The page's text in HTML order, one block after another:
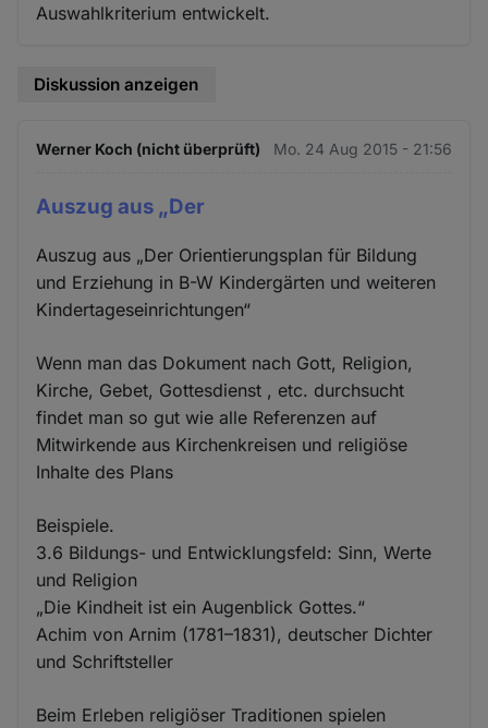
Auswahlkriterium entwickelt.
Diskussion anzeigen
Werner Koch (nicht überprüft) Mo. 24 Aug 2015 - 21:56
Auszug aus „Der
Auszug aus „Der Orientierungsplan für Bildung
und Erziehung in B-W Kindergärten und weiteren
Kindertageseinrichtungen“
Wenn man das Dokument nach Gott, Religion,
Kirche, Gebet, Gottesdienst , etc. durchsucht
findet man so gut wie alle Referenzen auf
Mitwirkende aus Kirchenkreisen und religiöse
Inhalte des Plans
Beispiele.
3.6 Bildungs- und Entwicklungsfeld: Sinn, Werte
und Religion
„Die Kindheit ist ein Augenblick Gottes.“
Achim von Arnim (1781–1831), deutscher Dichter
und Schriftsteller
Beim Erleben religiöser Traditionen spielen